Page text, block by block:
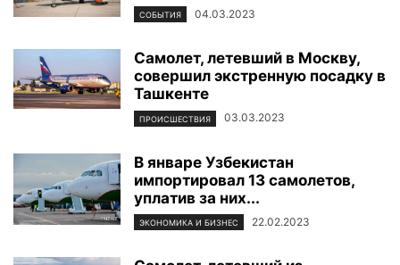
СОБЫТИЯ 04.03.2023
Самолет, летевший в Москву,
совершил экстренную посадку в
Ташкенте
ПРОИСШЕСТВИЯ 03.03.2023
В январе Узбекистан
импортировал 13 самолетов,
уплатив за них...
ЭКОНОМИКА И БИЗНЕС 22.02.2023